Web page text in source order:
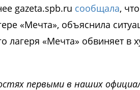
gazeta.spb.ru сообщала,
«Мечта», объяснила
лагеря «Мечта» обвиняет в
первыми в наших